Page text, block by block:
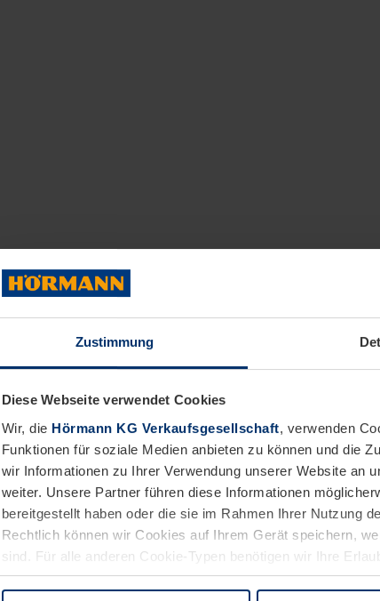
Zustimmung
Diese Webseite verwendet Cookies
Wir, die Hörmann KG Verkaufsgesellschaft, verwenden
Funktionen für soziale Medien anbieten zu können und die
wir Informationen zu Ihrer Verwendung unserer Website an
weiter. Unsere Partner führen diese Informationen
bereitgestellt haben oder die sie im Rahmen Ihrer Nutzung
Rechtlich können wir Cookies auf Ihrem Gerät speichern,
sind. Für alle anderen Cookie-Typen benötigen wir Ihre
Erläuterung auf der SeiteDatenschutzerklärungunserer